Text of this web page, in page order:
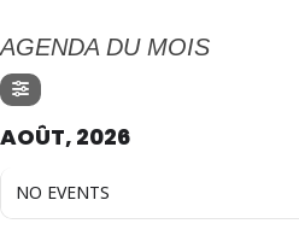
AGENDA DU MOIS
AOÛT, 2026
NO EVENTS